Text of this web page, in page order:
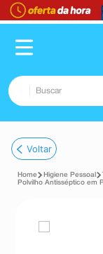
Buscar
1º fralda
2º dipirona
tadalafila
Voltar
Higiene Pessoal
Polvilho Antisséptico em